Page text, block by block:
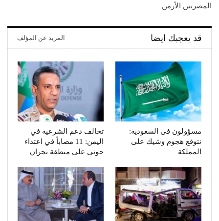
المصريين الأرمن
قد يعجبك ايضا المزيد عن المؤلف
مسؤولون فى السعودية:
نتوقع هجوم وشيك على
المملكة
تحالف دعم الشرعية في
اليمن: 11 مصاباً في اعتداء
حوثى على منطقة نجران